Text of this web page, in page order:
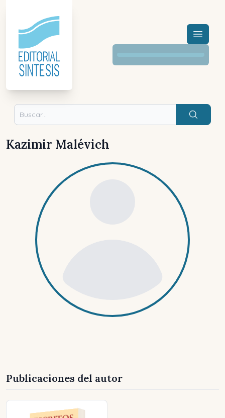
Menú
Buscar
Kazimir Malévich
Publicaciones del autor